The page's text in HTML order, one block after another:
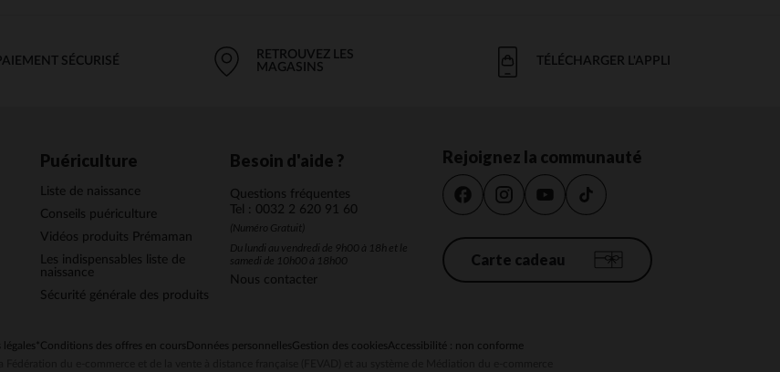
SÉCURISÉ
RETROUVEZ LES
MAGASINS
TÉLÉCHARGER L'APPLI
Puériculture
Liste de naissance
Conseils puériculture
Vidéos produits Prémaman
Les indispensables liste de
naissance
Sécurité générale des produits
Besoin d'aide ?
Questions fréquentes
Tel : 0032 2 620 91 60
(Numéro Gratuit)
Du lundi au vendredi de 9h00 à 18h et le
samedi de 10h00 à 18h00
Nous contacter
Rejoignez la communauté
Carte cadeau
*Conditions des offres en cours Données personnellesGestion des cookiesAccessibilité : non conforme